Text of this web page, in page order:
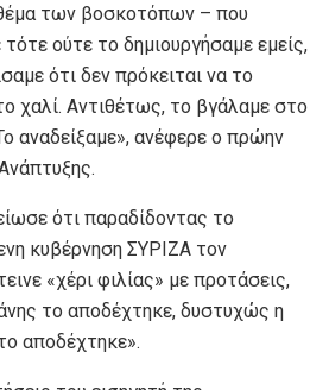
των βοσκοτόπων – που
ούτε το δημιουργήσαμε εμείς,
ότι δεν πρόκειται να το
χαλί. Αντιθέτως, το βγάλαμε στο
αναδείξαμε», ανέφερε ο πρώην
ότι παραδίδοντας το
κυβέρνηση ΣΥΡΙΖΑ τον
«χέρι φιλίας» με προτάσεις,
το αποδέχτηκε, δυστυχώς η
αποδέχτηκε».